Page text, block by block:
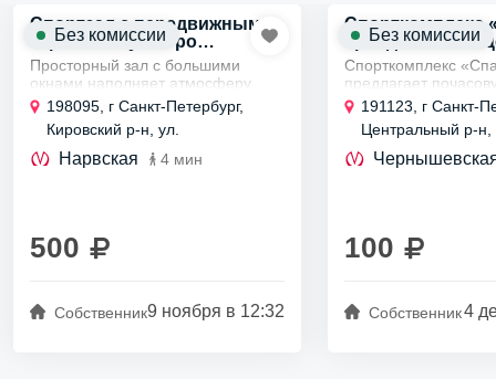
Спортзал с передвижными
зеркалами у метро
Нарвская
Просторный зал с большими
окнами наполняет атмосферу
светом,
а передвижные зеркала
добавляют динамичности.
Здесь есть всё для организации
мероприятий,...
198095, г Санкт-Петербург,
Кировский р-н, ул.
Промышленная, д 6
Нарвская 4 мин
500
Собственник9 ноября в 12:32
Без комиссии
Спорткомплекс
аренда залов в
Спорткомплекс
предлагает
профессиональных
центре Санкт-
Идеально подходит
баскетбол,...
191123, г Санкт-
Центральный р-н,
Чайковского, д 63
100
Собственник4
Без комиссии